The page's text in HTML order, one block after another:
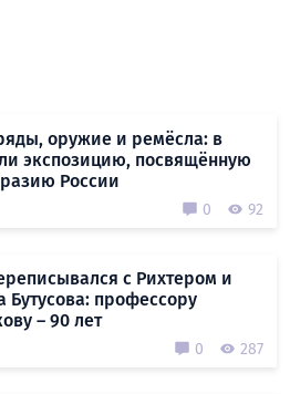
оружие и ремёсла: в
экспозицию, посвящённую
России
0 92
с Рихтером и
Бутусова: профессору
– 90 лет
0 287